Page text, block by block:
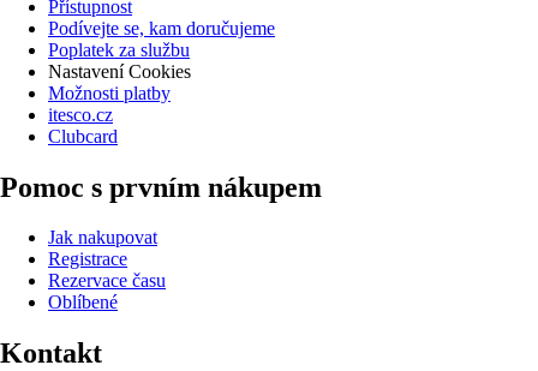
Přístupnost
Podívejte se, kam doručujeme
Poplatek za službu
Nastavení Cookies
Možnosti platby
itesco.cz
Clubcard
Pomoc s prvním nákupem
Jak nakupovat
Registrace
Rezervace času
Oblíbené
Kontakt